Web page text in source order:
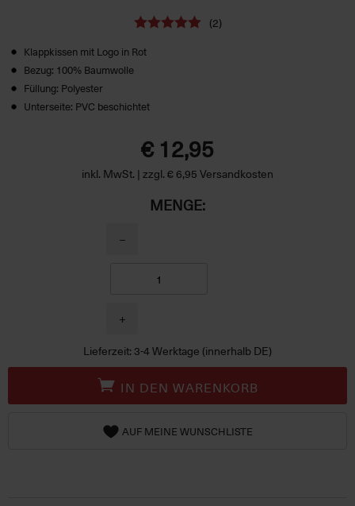
(2)
Klappkissen mit Logo in Rot
Bezug: 100% Baumwolle
Füllung: Polyester
Unterseite: PVC beschichtet
€ 12,95
inkl. MwSt. | zzgl. € 6,95 Versandkosten
MENGE:
−
+
Lieferzeit: 3-4 Werktage (innerhalb DE)
IN DEN WARENKORB
AUF MEINE WUNSCHLISTE